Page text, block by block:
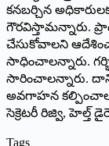
కనబర్చిన
గౌరవిస్తామన్నారు.
చేసుకోవాలని
సాధించాలన్నారు.
సారించాలన్నారు.
అవగాహన
‌సెక్రెటరీ రిజ్వి, హెల్త్
Tags